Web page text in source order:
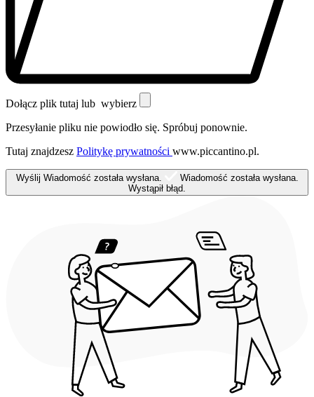
Dołącz plik tutaj lub wybierz
Przesyłanie pliku nie powiodło się. Spróbuj ponownie.
Tutaj znajdzesz Politykę prywatności www.piccantino.pl.
Wyślij Wiadomość została wysłana.
Wiadomość została wysłana.
Wystąpił błąd.